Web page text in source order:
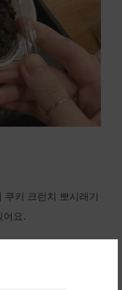
쿠키 크런치 뽀시래기
요.